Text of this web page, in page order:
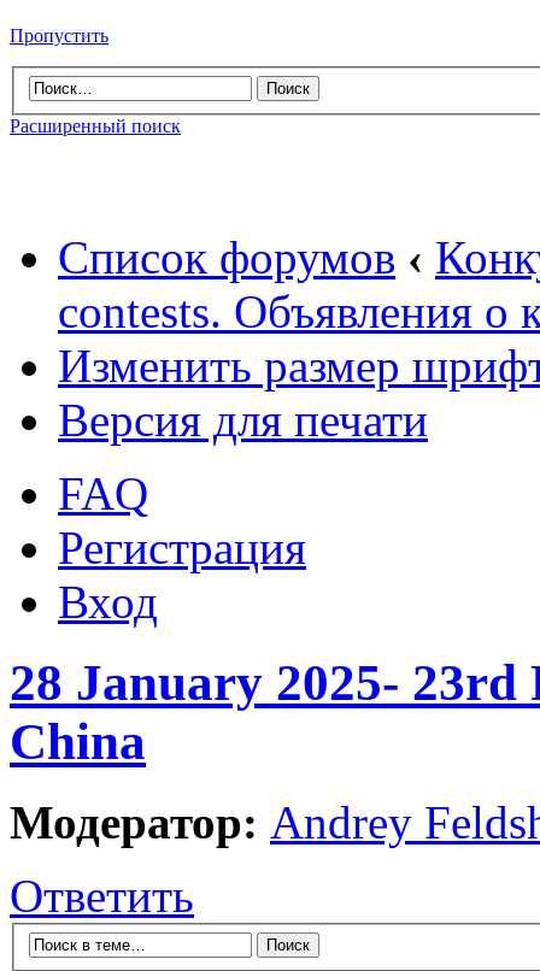
Пропустить
Расширенный поиск
Список форумов ‹
contests. Объявления о
Изменить размер
Версия для печати
FAQ
Регистрация
Вход
28 January 2025- 23rd
China
Модератор: Andrey
Ответить